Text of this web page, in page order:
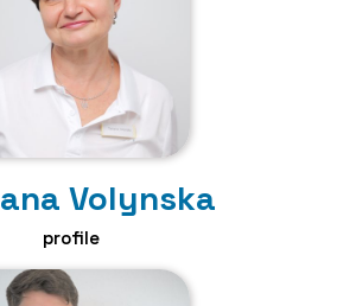
Volynska
profile